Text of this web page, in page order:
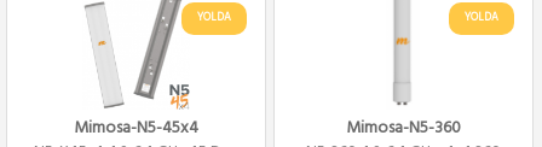
YOLDA
Mimosa-N5-45x4
YOLDA
Mimosa-N5-360